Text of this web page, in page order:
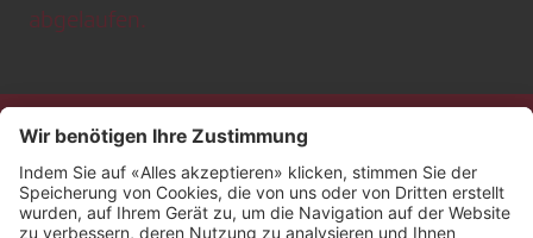
abgelaufen.
Kontakt
Impressum